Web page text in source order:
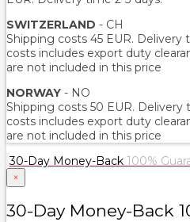
SWITZERLAND - CH
Shipping costs 45 EUR. Delivery
costs includes export duty
are not included in this price
NORWAY - NO
Shipping costs 50 EUR. Delivery
costs includes export duty
are not included in this price
30-Day Money-Back 100%
×
30-Day Money-Back